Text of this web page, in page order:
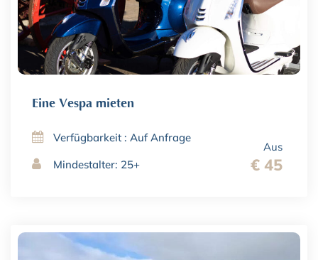
Eine Vespa mieten
Aus
€ 45
Verfügbarkeit : Auf Anfrage
Mindestalter: 25+